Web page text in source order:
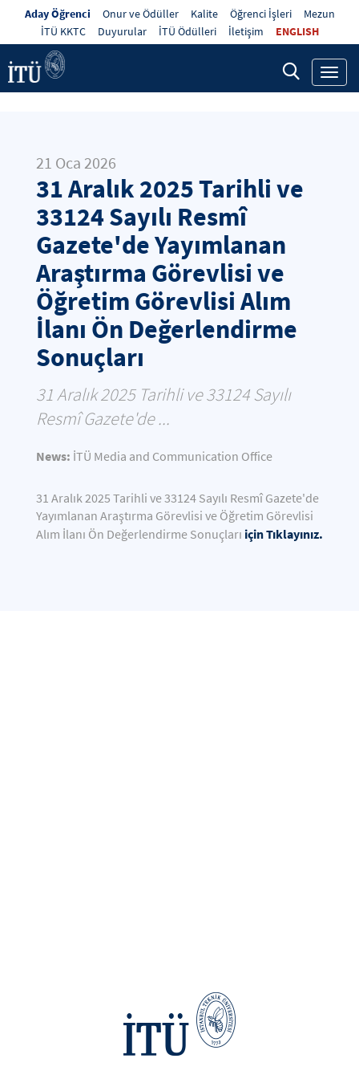
Aday Öğrenci Onur ve Ödüller Kalite Öğrenci İşleri
Mezun
İTÜ KKTC
Duyurular İTÜ Ödülleri İletişim ENGLISH
21 Oca 2026
31 Aralık 2025 Tarihli ve
33124 Sayılı Resmî
Gazete'de Yayımlanan
Araştırma Görevlisi ve
Öğretim Görevlisi Alım
İlanı Ön Değerlendirme
Sonuçları
31 Aralık 2025 Tarihli ve 33124 Sayılı
Resmî Gazete'de ...
News: İTÜ Media and Communication Office
31 Aralık 2025 Tarihli ve 33124 Sayılı Resmî Gazete'de
Yayımlanan Araştırma Görevlisi ve Öğretim Görevlisi
Alım İlanı Ön Değerlendirme Sonuçları için Tıklayınız.